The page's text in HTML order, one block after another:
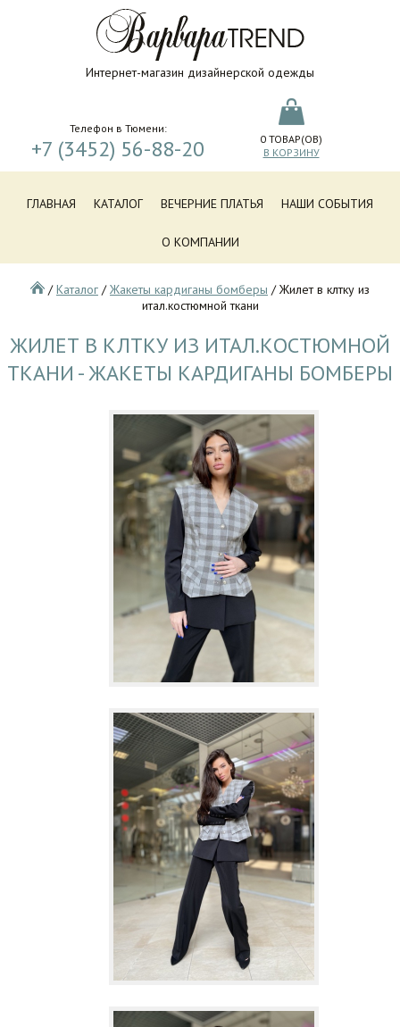
Интернет-магазин дизайнерской одежды
Телефон в Тюмени:
+7 (3452) 56-88-20 0 ТОВАР(ОВ)
В КОРЗИНУ
ГЛАВНАЯ КАТАЛОГ ВЕЧЕРНИЕ ПЛАТЬЯ НАШИ СОБЫТИЯ
О КОМПАНИИ
/Каталог /Жакеты кардиганы бомберы /Жилет в клтку из
итал.костюмной ткани
ЖИЛЕТ В КЛТКУ ИЗ ИТАЛ.КОСТЮМНОЙ
ТКАНИ - ЖАКЕТЫ КАРДИГАНЫ БОМБЕРЫ